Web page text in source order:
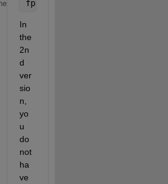
fprintf([repmat(
In
the
2n
d
ver
sio
n,
yo
u
do
not
ha
ve